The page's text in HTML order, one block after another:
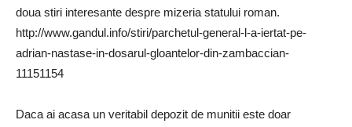
doua stiri interesante despre mizeria statului roman.
http://www.gandul.info/stiri/parchetul-general-l-a-iertat-pe-
adrian-nastase-in-dosarul-gloantelor-din-zambaccian-
11151154
Daca ai acasa un veritabil depozit de munitii este doar